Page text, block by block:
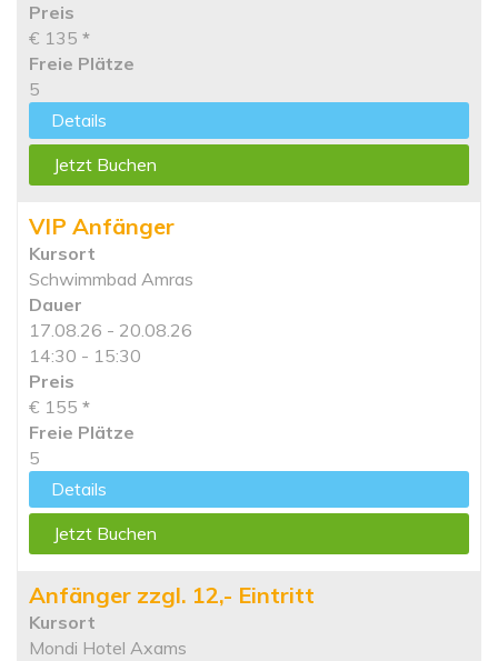
Preis
€ 135 *
Freie Plätze
5
Details
Jetzt Buchen
VIP Anfänger
Kursort
Schwimmbad Amras
Dauer
17.08.26 - 20.08.26
14:30 - 15:30
Preis
€ 155 *
Freie Plätze
5
Details
Jetzt Buchen
Anfänger zzgl. 12,- Eintritt
Kursort
Mondi Hotel Axams